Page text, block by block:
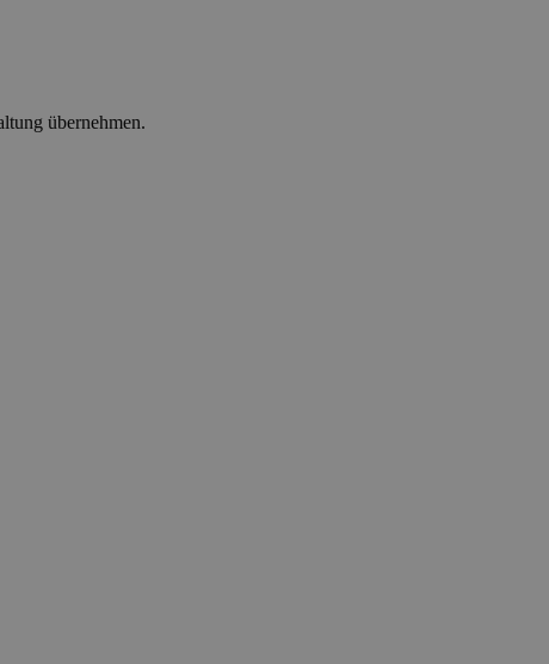
übernehmen.